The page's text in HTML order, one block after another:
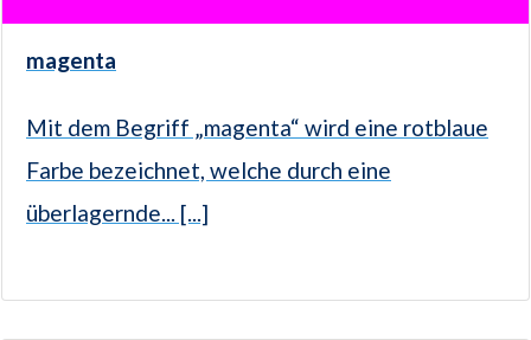
magenta
Mit dem Begriff „magenta“ wird eine rotblaue
Farbe bezeichnet, welche durch eine
überlagernde... [...]